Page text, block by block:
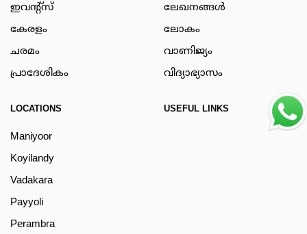
ഇവന്റ്സ്
കേരളം
ചരമം
പ്രാദേശികം
ലേഖനങ്ങള്‍
ലോകം
വാണിജ്യം
വിദ്യാഭ്യാസം
LOCATIONS
Maniyoor
Koyilandy
Vadakara
Payyoli
Perambra
USEFUL LINKS